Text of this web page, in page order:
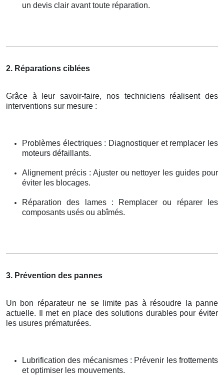
un devis clair avant toute réparation.
2. Réparations ciblées
Grâce à leur savoir-faire, nos techniciens réalisent des
interventions sur mesure :
Problèmes électriques : Diagnostiquer et remplacer les
moteurs défaillants.
Alignement précis : Ajuster ou nettoyer les guides pour
éviter les blocages.
Réparation des lames : Remplacer ou réparer les
composants usés ou abîmés.
3. Prévention des pannes
Un bon réparateur ne se limite pas à résoudre la panne
actuelle. Il met en place des solutions durables pour éviter
les usures prématurées.
Lubrification des mécanismes : Prévenir les frottements
et optimiser les mouvements.